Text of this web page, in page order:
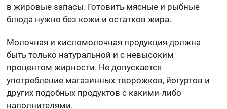
в жировые запасы. Готовить мясные и рыбные
блюда нужно без кожи и остатков жира.
Молочная и кисломолочная продукция должна
быть только натуральной и с невысоким
процентом жирности. Не допускается
употребление магазинных творожков, йогуртов и
других подобных продуктов с какими-либо
наполнителями.